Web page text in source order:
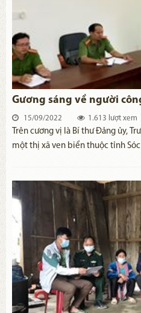
trao tặng 100.000 phần quà giúp
dịch COVID-19; vận động trao
số tiền 810 triệu đồng; tiếp nhận,
chuyển, bàn giao 467 tro cốt cho
an toàn, mang ý nghĩa nhân văn
quân dân.
Gương sáng về người
15/09/2022 1.613 lượt xem
Trên cương vị là Bí thư Đảng ủy,
một thị xã ven biển thuộc tỉnh
cán bộ, chiến sĩ. Song song với
triển khai đồng bộ, hiệu quả các
an ninh, trật tự trên địa bàn. Chỉ
chí đã chỉ đạo bắt 38 vụ tàng trữ,
xử lý 140 đối tượng; triệt phá 163
tượng, vô hiệu hóa 113 điểm, 79